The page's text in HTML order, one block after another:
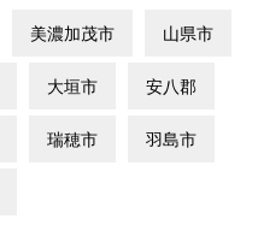
美濃加茂市 山県市
大垣市 安八郡
瑞穂市 羽島市